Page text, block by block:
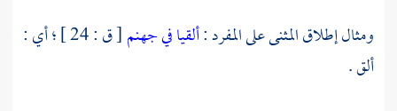
ومثال إطلاق المثنى على المفرد :ألقيا في جهنم
[ ق : 24 ] ؛ أي :
ألق .